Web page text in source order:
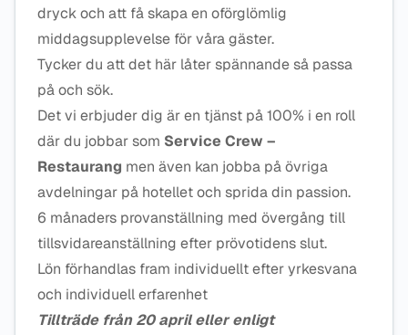
dryck och att få skapa en oförglömlig
middagsupplevelse för våra gäster.
Tycker du att det här låter spännande så passa
på och sök.
Det vi erbjuder dig är en tjänst på 100% i en roll
där du jobbar som Service Crew –
Restaurang men även kan jobba på övriga
avdelningar på hotellet och sprida din passion.
6 månaders provanställning med övergång till
tillsvidareanställning efter prövotidens slut.
Lön förhandlas fram individuellt efter yrkesvana
och individuell erfarenhet
Tillträde från 20 april eller enligt